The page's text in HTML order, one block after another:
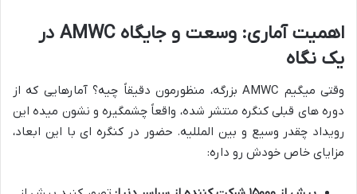
اهمیت آماری: وسعت و جایگاه AMWC در
یک نگاه
وقتی میگیم AMWC بزرگه، منظورمون دقیقاً چیه؟ آمارهایی که از
دوره های قبلی کنگره منتشر شده، واقعاً چشمگیره و نشون میده این
رویداد چقدر وسیع و بین المللیه. حضور در کنگره ای با این ابعاد،
مزایای خاص خودش رو داره: